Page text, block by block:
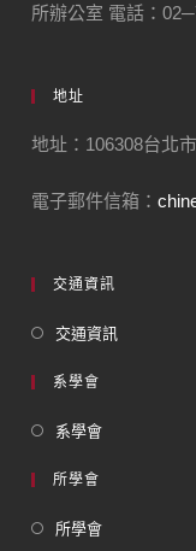
所辦公室 電話：
地址
地址：106308台北
電子郵件信箱：
交通資訊
交通資訊
系學會
系學會
所學會
所學會